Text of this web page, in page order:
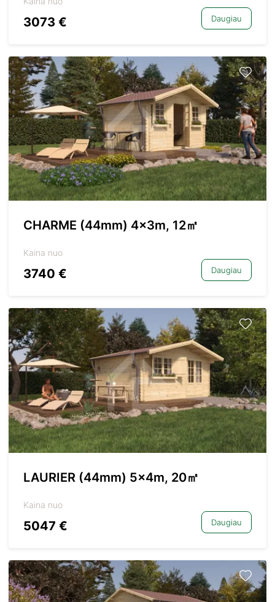
3073 € Daugiau
CHARME (44mm) 4x3m, 12㎡
Kaina nuo
3740 € Daugiau
LAURIER (44mm) 5x4m, 20㎡
Kaina nuo
5047 € Daugiau